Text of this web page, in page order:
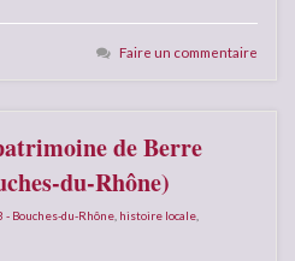
Faire un commentaire
de Berre
du-Rhône)
- Bouches-du-Rhône histoire locale